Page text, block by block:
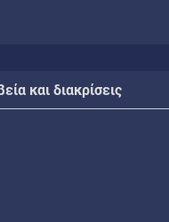
και διακρίσεις